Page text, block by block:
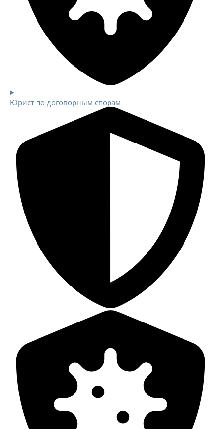
Юрист по договорным спорам